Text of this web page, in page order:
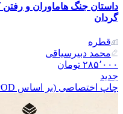
داستان جنگ هاماوران و
گردان
قطره
محمد دبیرسیاقی
۲۸۵٬۰۰۰ تومان
جدید
چاپ اختصاصی (بر اساس POD)